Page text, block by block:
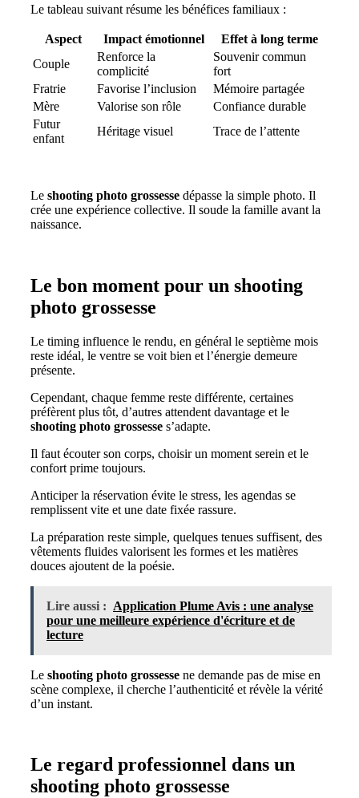
Le tableau suivant résume les bénéfices familiaux :
Aspect Impact émotionnel
Effet à long terme
Couple
Renforce la
complicité
Souvenir commun
fort
Fratrie
Favorise l’inclusion
Mémoire partagée
Mère
Valorise son rôle
Confiance durable
Futur
enfant
Héritage visuel Trace de l’attente
Le shooting photo grossesse dépasse la simple photo. Il
crée une expérience collective. Il soude la famille avant la
naissance.
Le bon moment pour un shooting
photo grossesse
Le timing influence le rendu, en général le septième mois
reste idéal, le ventre se voit bien et l’énergie demeure
présente.
Cependant, chaque femme reste différente, certaines
préfèrent plus tôt, d’autres attendent davantage et le
shooting photo grossesse s’adapte.
Il faut écouter son corps, choisir un moment serein et le
confort prime toujours.
Anticiper la réservation évite le stress, les agendas se
remplissent vite et une date fixée rassure.
La préparation reste simple, quelques tenues suffisent, des
vêtements fluides valorisent les formes et les matières
douces ajoutent de la poésie.
Lire aussi : Application Plume Avis : une analyse
pour une meilleure expérience d'écriture et de
lecture
Le shooting photo grossesse ne demande pas de mise en
scène complexe, il cherche l’authenticité et révèle la vérité
d’un instant.
Le regard professionnel dans un
shooting photo grossesse